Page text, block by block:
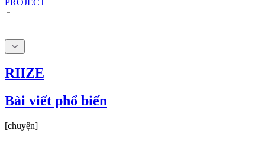
RIIZE
Bài viết phổ biến
[chuyện]